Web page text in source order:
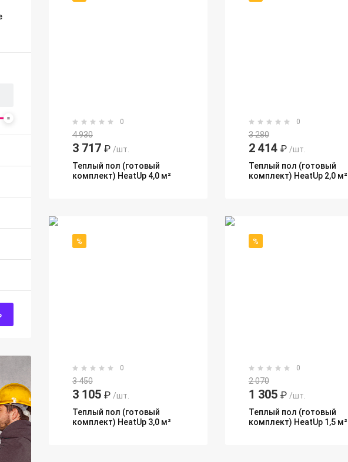
0
4 930
3 717 ₽ /шт.
Теплый пол (готовый
комплект) HeatUp 4,0 м²
0
3 280
2 414 ₽ /шт.
Теплый пол (готовый
комплект) HeatUp 2,0 м²
%
0
3 450
3 105 ₽ /шт.
Теплый пол (готовый
комплект) HeatUp 3,0 м²
%
0
2 070
1 305 ₽ /шт.
Теплый пол (готовый
комплект) HeatUp 1,5 м²